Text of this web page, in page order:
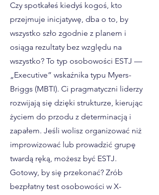
Czy spotkałeś kiedyś kogoś, kto
przejmuje inicjatywę, dba o to, by
wszystko szło zgodnie z planem i
osiąga rezultaty bez względu na
wszystko? To typ osobowości ESTJ —
„Executive” wskaźnika typu Myers-
Briggs (MBTI). Ci pragmatyczni liderzy
rozwijają się dzięki strukturze, kierując
życiem do przodu z determinacją i
zapałem. Jeśli wolisz organizować niż
improwizować lub prowadzić grupę
twardą ręką, możesz być ESTJ.
Gotowy, by się przekonać? Zrób
bezpłatny test osobowości w X-